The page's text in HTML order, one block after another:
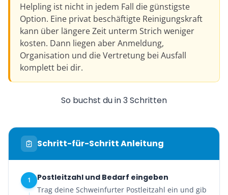
Helpling ist nicht in jedem Fall die günstigste
Option. Eine privat beschäftigte Reinigungskraft
kann über längere Zeit unterm Strich weniger
kosten. Dann liegen aber Anmeldung,
Organisation und die Vertretung bei Ausfall
komplett bei dir.
So buchst du in 3 Schritten
Schritt-für-Schritt Anleitung
1 Postleitzahl und Bedarf eingeben
Trag deine Schweinfurter Postleitzahl ein und gib